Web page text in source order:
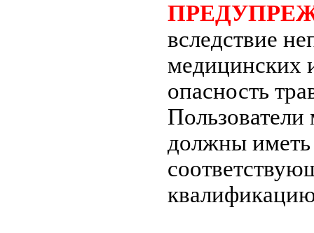
вследствие
медицинских
опасность
должны